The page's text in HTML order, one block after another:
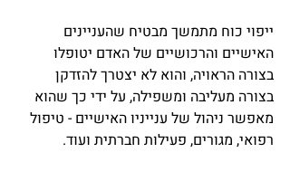
ייפוי כוח מתמשך מבטיח שהעניינים
האישיים והרכושיים של האדם יטופלו
בצורה הראויה, והוא לא יצטרך להזדקן
בצורה מעליבה ומשפילה, על ידי כך שהוא
מאפשר ניהול של ענייניו האישיים - טיפול
רפואי, מגורים, פעילות חברתית ועוד.